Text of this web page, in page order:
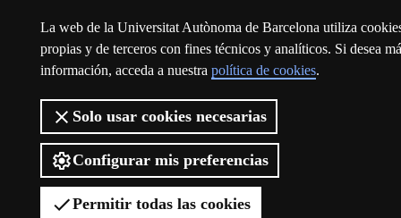
La web de la Universitat Autònoma de Barcelona utiliza
propias y de terceros con fines técnicos y analíticos. Si desea
información, acceda a nuestra política de cookies.
Solo usar cookies necesarias
Configurar mis preferencias
Permitir todas las cookies